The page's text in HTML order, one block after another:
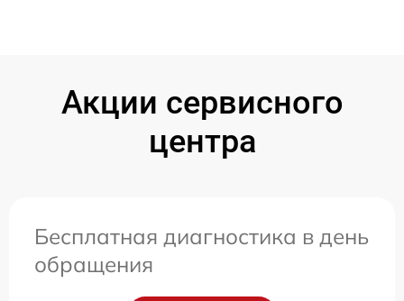
Акции сервисного
центра
Бесплатная диагностика в день
обращения